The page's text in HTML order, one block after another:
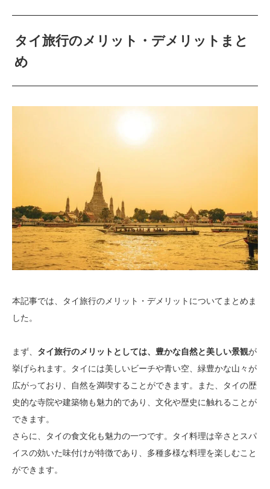
タイ旅行のメリット・デメリットまと
め
本記事では、タイ旅行のメリット・デメリットについてまとめま
した。
まず、 タイ旅行のメリットとしては、豊かな自然と美しい景観が
挙げられます。タイには美しいビーチや青い空、緑豊かな山々が
広がっており、自然を満喫することができます。また、タイの歴
史的な寺院や建築物も魅力的であり、文化や歴史に触れることが
できます。
さらに、タイの食文化も魅力の一つです。タイ料理は辛さとスパ
イスの効いた味付けが特徴であり、多種多様な料理を楽しむこと
ができます。